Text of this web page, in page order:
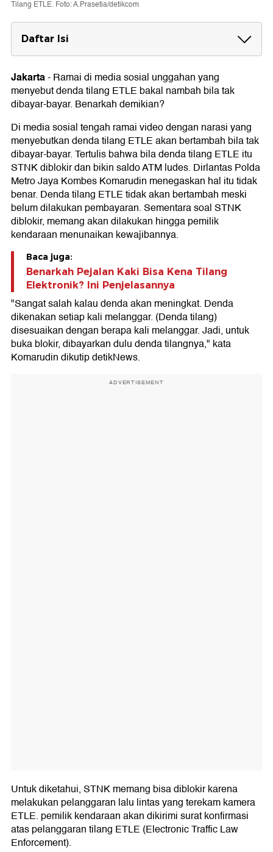
Tilang ETLE. Foto: A.Prasetia/detikcom
Daftar Isi
Daftar Pelanggaran Tilang ETLE
Besar Denda Tilang ETLE
Jakarta-Ramai di media sosial unggahan yang
menyebut denda tilang ETLE bakal nambah bila tak
dibayar-bayar. Benarkah demikian?
Di media sosial tengah ramai video dengan narasi yang
menyebutkan denda tilang ETLE akan bertambah bila tak
dibayar-bayar. Tertulis bahwa bila denda tilang ETLE itu
STNK diblokir dan bikin saldo ATM ludes. Dirlantas Polda
Metro Jaya Kombes Komarudin menegaskan hal itu tidak
benar. Denda tilang ETLE tidak akan bertambah meski
belum dilakukan pembayaran. Sementara soal STNK
diblokir, memang akan dilakukan hingga pemilik
kendaraan menunaikan kewajibannya.
Baca juga:
Benarkah Pejalan Kaki Bisa Kena Tilang
Elektronik? Ini Penjelasannya
"Sangat salah kalau denda akan meningkat. Denda
dikenakan setiap kali melanggar. (Denda tilang)
disesuaikan dengan berapa kali melanggar. Jadi, untuk
buka blokir, dibayarkan dulu denda tilangnya," kata
Komarudin dikutip detikNews.
ADVERTISEMENT
Untuk diketahui, STNK memang bisa diblokir karena
melakukan pelanggaran lalu lintas yang terekam kamera
ETLE. pemilik kendaraan akan dikirimi surat konfirmasi
atas pelanggaran tilang ETLE (Electronic Traffic Law
Enforcement).